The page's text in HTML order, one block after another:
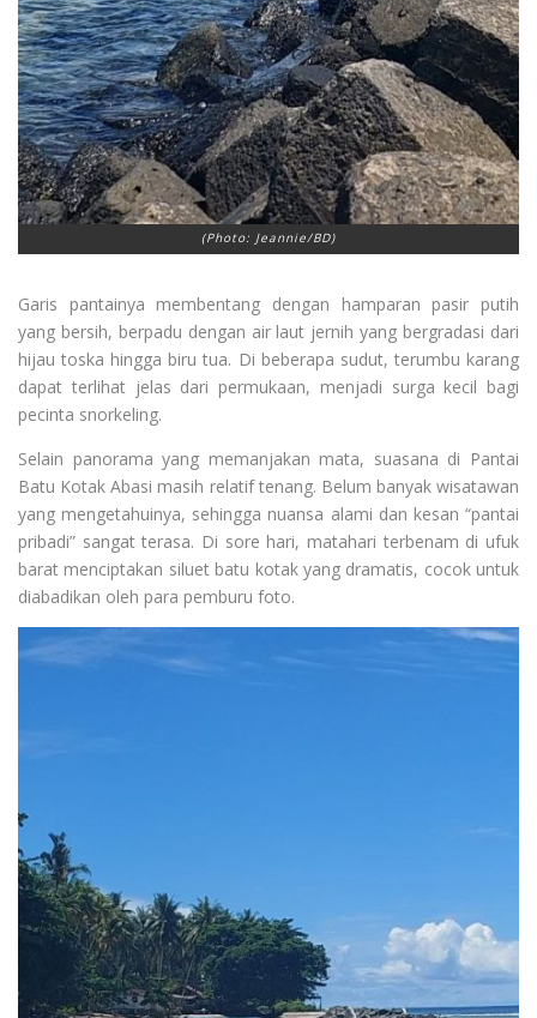
(Photo: Jeannie/BD)
Garis pantainya membentang dengan hamparan pasir putih
yang bersih, berpadu dengan air laut jernih yang bergradasi dari
hijau toska hingga biru tua. Di beberapa sudut, terumbu karang
dapat terlihat jelas dari permukaan, menjadi surga kecil bagi
pecinta snorkeling.
Selain panorama yang memanjakan mata, suasana di Pantai
Batu Kotak Abasi masih relatif tenang. Belum banyak wisatawan
yang mengetahuinya, sehingga nuansa alami dan kesan “pantai
pribadi” sangat terasa. Di sore hari, matahari terbenam di ufuk
barat menciptakan siluet batu kotak yang dramatis, cocok untuk
diabadikan oleh para pemburu foto.